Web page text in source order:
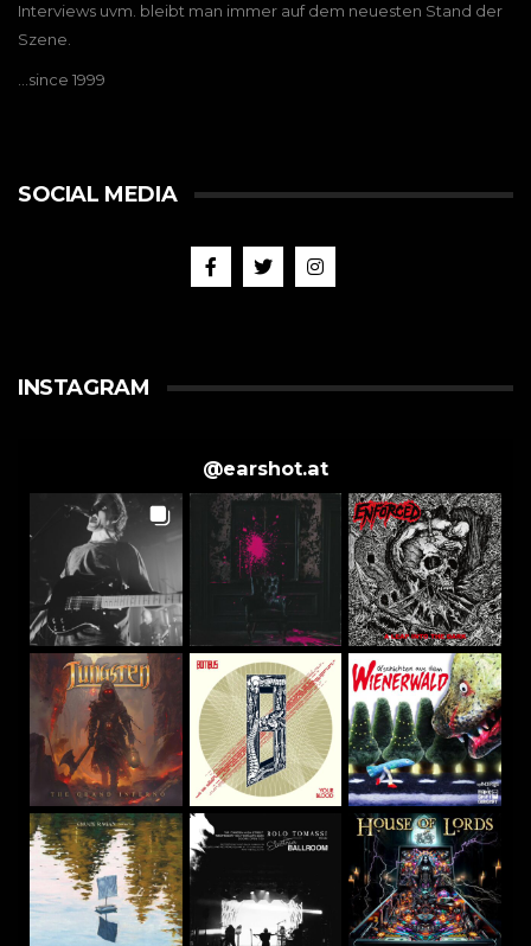
Interviews uvm. bleibt man immer auf dem neuesten Stand der
Szene.
…since 1999
SOCIAL MEDIA
INSTAGRAM
@earshot.at